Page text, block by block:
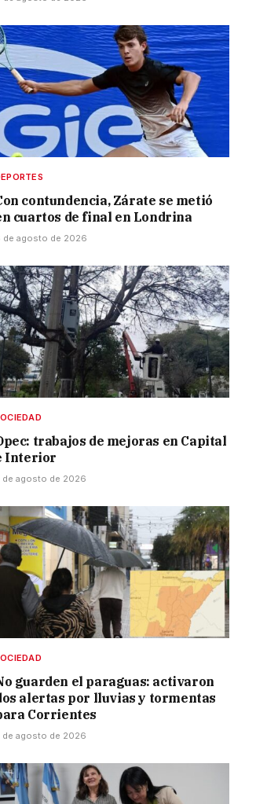
contundencia, Zárate se metió
cuartos de final en Londrina
de agosto de 2026
trabajos de mejoras en Capital
Interior
de agosto de 2026
guarden el paraguas: activaron
alertas por lluvias y tormentas
Corrientes
de agosto de 2026